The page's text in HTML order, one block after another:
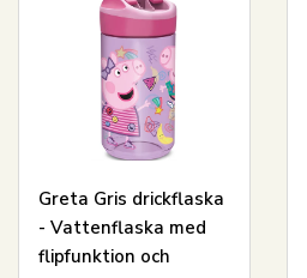
Greta Gris drickflaska
- Vattenflaska med
flipfunktion och